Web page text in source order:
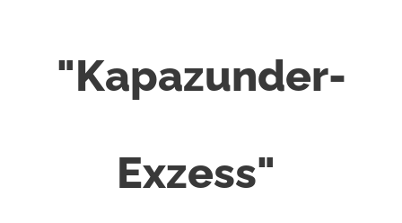
"Kapazunder-
Exzess"